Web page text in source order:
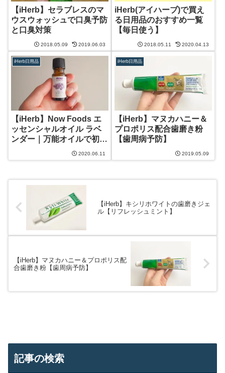
【iHerb】セラブレスのマ
ウスウォッシュで口臭予防
と口臭対策
2018.05.09 2019.06.03
iHerb(アイハーブ)で買え
る日用品のおすすめ一覧
【毎日使う】
2018.05.11 2020.04.13
iHerb日用品
【iHerb】Now Foods エ
ッセンシャルオイル ラベ
ンダー｜万能オイルで初心
2020.06.11
iHerb日用品
【iHerb】マヌカハニー＆
プロポリス配合歯磨き粉
【歯周病予防】
2019.05.09
【iHerb】キシリホワイトの歯磨きジェ
ル【リフレッシュミント】
【iHerb】マヌカハニー＆プロポリス配
合歯磨き粉【歯周病予防】
記事の検索